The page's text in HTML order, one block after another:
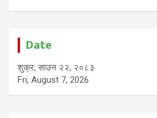
Date
शुक्र, साउन २२, २०८३
Fri, August 7, 2026